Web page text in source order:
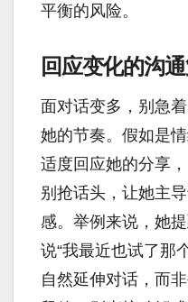
平衡的风险。
回应变化的沟
面对话变多，别急
她的节奏。假如是
适度回应她的分享
别抢话头，让她主
感。举例来说，她
说“我最近也试了那
自然延伸对话，而